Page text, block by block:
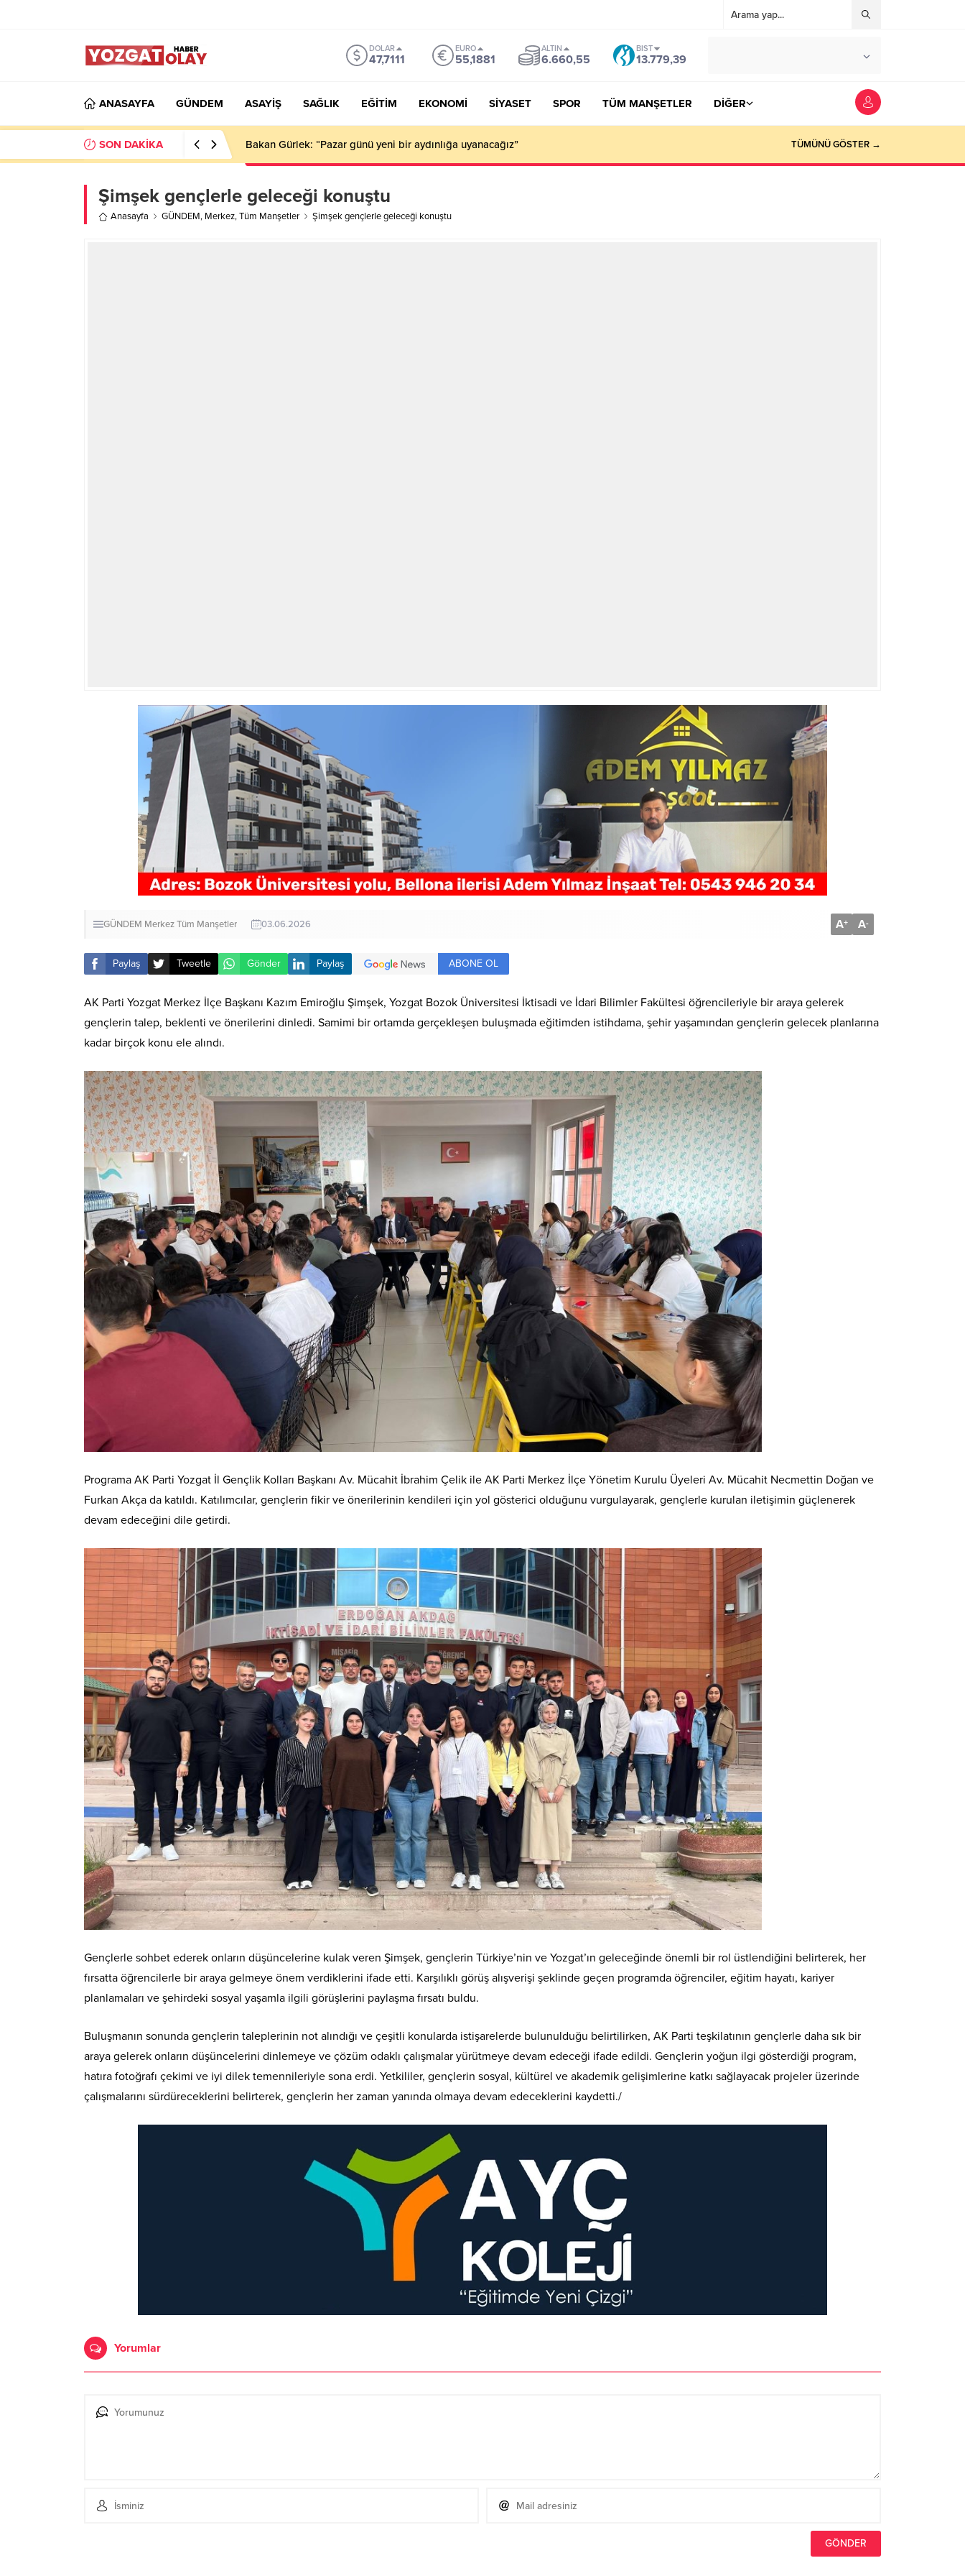
DOLAR
47,7111
EURO
55,1881
ALTIN
6.660,55
BIST
13.779,39
ANASAYFA GÜNDEM ASAYİŞ SAĞLIK EĞİTİM EKONOMİ SİYASET SPOR TÜM MANŞETLER DİĞER
SON DAKİKA Bakan Gürlek: “Pazar günü yeni bir aydınlığa uyanacağız” TÜMÜNÜ GÖSTER →
Şimşek gençlerle geleceği konuştu
Anasayfa GÜNDEM, Merkez,Tüm Manşetler Şimşek gençlerle geleceği konuştu
GÜNDEM MerkezTüm Manşetler 03.06.2026 A+ A-
Paylaş Tweetle Gönder Paylaş ABONE OL
AK Parti Yozgat Merkez İlçe Başkanı Kazım Emiroğlu Şimşek, Yozgat Bozok Üniversitesi İktisadi ve İdari Bilimler Fakültesi öğrencileriyle bir araya gelerek
gençlerin talep, beklenti ve önerilerini dinledi. Samimi bir ortamda gerçekleşen buluşmada eğitimden istihdama, şehir yaşamından gençlerin gelecek planlarına
kadar birçok konu ele alındı.
Programa AK Parti Yozgat İl Gençlik Kolları Başkanı Av. Mücahit İbrahim Çelik ile AK Parti Merkez İlçe Yönetim Kurulu Üyeleri Av. Mücahit Necmettin Doğan ve
Furkan Akça da katıldı. Katılımcılar, gençlerin fikir ve önerilerinin kendileri için yol gösterici olduğunu vurgulayarak, gençlerle kurulan iletişimin güçlenerek
devam edeceğini dile getirdi.
Gençlerle sohbet ederek onların düşüncelerine kulak veren Şimşek, gençlerin Türkiye’nin ve Yozgat’ın geleceğinde önemli bir rol üstlendiğini belirterek, her
fırsatta öğrencilerle bir araya gelmeye önem verdiklerini ifade etti. Karşılıklı görüş alışverişi şeklinde geçen programda öğrenciler, eğitim hayatı, kariyer
planlamaları ve şehirdeki sosyal yaşamla ilgili görüşlerini paylaşma fırsatı buldu.
Buluşmanın sonunda gençlerin taleplerinin not alındığı ve çeşitli konularda istişarelerde bulunulduğu belirtilirken, AK Parti teşkilatının gençlerle daha sık bir
araya gelerek onların düşüncelerini dinlemeye ve çözüm odaklı çalışmalar yürütmeye devam edeceği ifade edildi. Gençlerin yoğun ilgi gösterdiği program,
hatıra fotoğrafı çekimi ve iyi dilek temennileriyle sona erdi. Yetkililer, gençlerin sosyal, kültürel ve akademik gelişimlerine katkı sağlayacak projeler üzerinde
çalışmalarını sürdüreceklerini belirterek, gençlerin her zaman yanında olmaya devam edeceklerini kaydetti./
Yorumlar